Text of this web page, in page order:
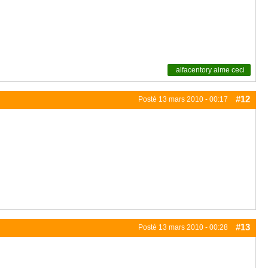
alfacentory aime ceci
Posté 13 mars 2010 - 00:17 #12
Posté 13 mars 2010 - 00:28 #13